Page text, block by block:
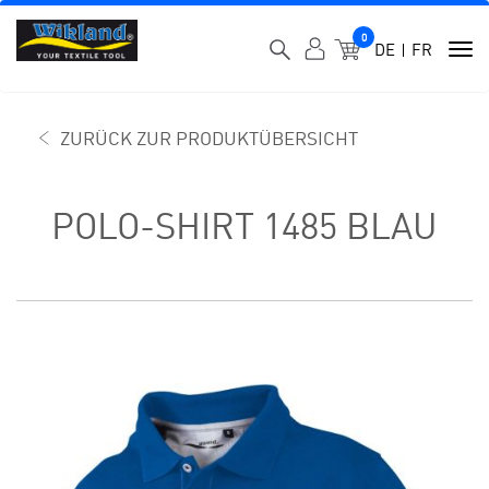
MEIN
0
DE FR
ZURÜCK ZUR PRODUKTÜBERSICHT
POLO-SHIRT 1485 BLAU
BEGINNING